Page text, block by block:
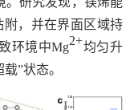
，并在界面区域持
环境中Mg2+均匀升
”状态。